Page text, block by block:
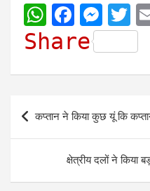
W
h
t
A
F
a
e
b
o
o
k
M
e
s
s
e
n
g
e
T
w
i
t
e
r
Share
Post
navigation
कप्तान ने किया कुछ यूं कि
क्षेत्रीय दलों ने किया